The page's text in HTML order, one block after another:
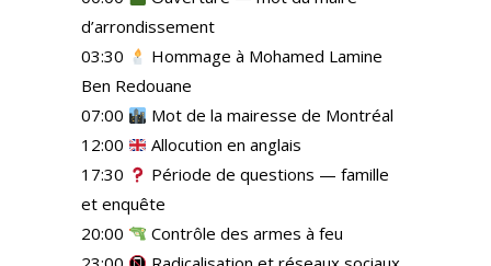
d’arrondissement
03:30
Hommage à Mohamed Lamine
Ben Redouane
07:00
Mot de la mairesse de Montréal
12:00
Allocution en anglais
17:30
Période de questions — famille
et enquête
20:00
Contrôle des armes à feu